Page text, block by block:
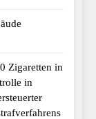
Zigaretten in
in